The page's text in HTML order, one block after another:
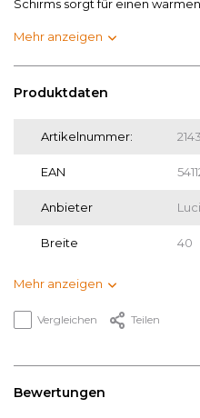
Schirms sorgt für einen warmen
Mehr anzeigen
Produktdaten
Artikelnummer:
EAN
Anbieter
Breite 40
Mehr anzeigen
Vergleichen Teilen
Bewertungen